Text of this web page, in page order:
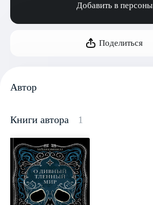
Добавить в персоны
Поделиться
Автор
Книги автора 1